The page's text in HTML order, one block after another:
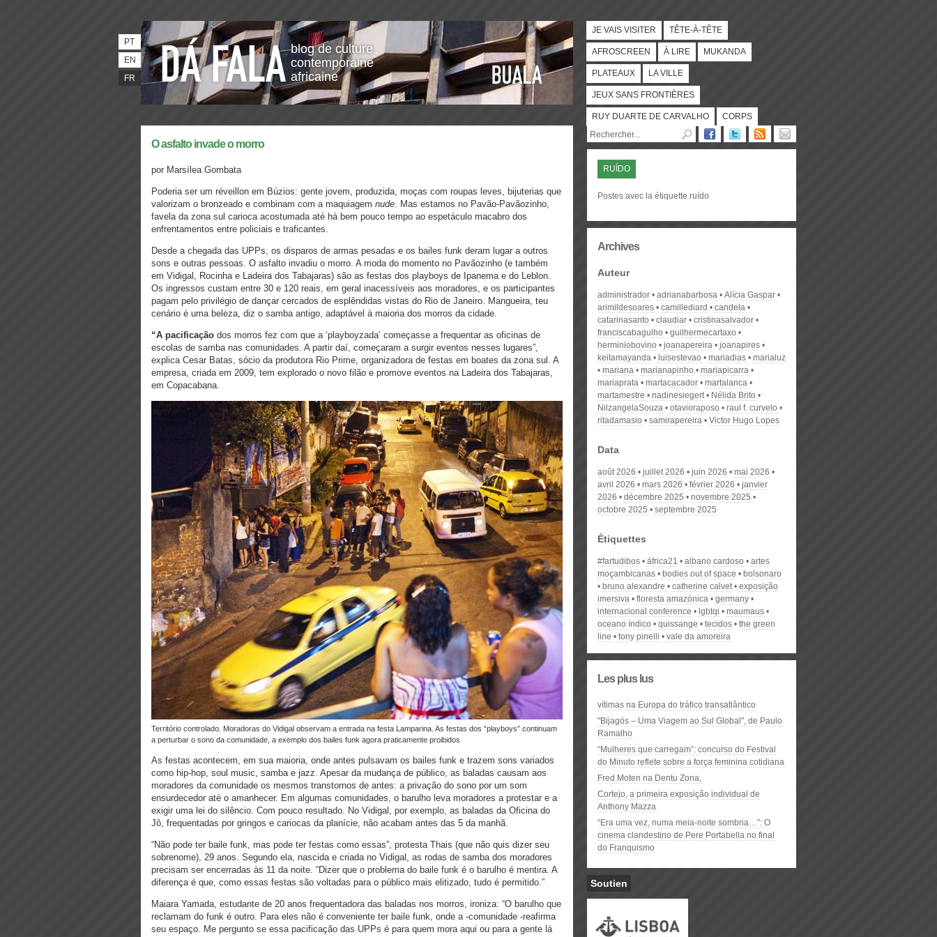
blog de culture
contemporaine
africaine
PT
EN
FR
JE VAIS VISITER TÊTE-À-TÊTE
AFROSCREEN À LIRE MUKANDA
PLATEAUX LA VILLE
JEUX SANS FRONTIÈRES
RUY DUARTE DE CARVALHO CORPS
O asfalto invade o morro
por Marsílea Gombata
Poderia ser um réveillon em Búzios: gente jovem, produzida, moças com roupas leves, bijuterias que
valorizam o bronzeado e combinam com a maquiagem nude. Mas estamos no Pavão-Pavãozinho,
favela da zona sul carioca acostumada até há bem pouco tempo ao espetáculo macabro dos
enfrentamentos entre policiais e traficantes.
Desde a chegada das UPPs, os disparos de armas pesadas e os bailes funk deram lugar a outros
sons e outras pessoas. O asfalto invadiu o morro. A moda do momento no Pavãozinho (e também
em Vidigal, Rocinha e Ladeira dos Tabajaras) são as festas dos playboys de Ipanema e do Leblon.
Os ingressos custam entre 30 e 120 reais, em geral inacessíveis aos moradores, e os participantes
pagam pelo privilégio de dançar cercados de esplêndidas vistas do Rio de Janeiro. Mangueira, teu
cenário é uma beleza, diz o samba antigo, adaptável à maioria dos morros da cidade.
“A pacificação dos morros fez com que a ‘playboyzada’ começasse a frequentar as oficinas de
escolas de samba nas comunidades. A partir daí, começaram a surgir eventos nesses lugares”,
explica Cesar Batas, sócio da produtora Rio Prime, organizadora de festas em boates da zona sul. A
empresa, criada em 2009, tem explorado o novo filão e promove eventos na Ladeira dos Tabajaras,
em Copacabana.
Território controlado. Moradoras do Vidigal observam a entrada na festa Lamparina. As festas dos “playboys” continuam
a perturbar o sono da comunidade, a exemplo dos bailes funk agora praticamente proibidos
As festas acontecem, em sua maioria, onde antes pulsavam os bailes funk e trazem sons variados
como hip-hop, soul music, samba e jazz. Apesar da mudança de público, as baladas causam aos
moradores da comunidade os mesmos transtornos de antes: a privação do sono por um som
ensurdecedor até o amanhecer. Em algumas comunidades, o barulho leva moradores a protestar e a
exigir uma lei do silêncio. Com pouco resultado. No Vidigal, por exemplo, as baladas da Oficina do
Jô, frequentadas por gringos e cariocas da planície, não acabam antes das 5 da manhã.
“Não pode ter baile funk, mas pode ter festas como essas”, protesta Thais (que não quis dizer seu
sobrenome), 29 anos. Segundo ela, nascida e criada no Vidigal, as rodas de samba dos moradores
precisam ser encerradas às 11 da noite. “Dizer que o problema do baile funk é o barulho é mentira. A
diferença é que, como essas festas são voltadas para o público mais elitizado, tudo é permitido.”
Maiara Yamada, estudante de 20 anos frequentadora das baladas nos morros, ironiza: “O barulho que
reclamam do funk é outro. Para eles não é conveniente ter baile funk, onde a -comunidade -reafirma
seu espaço. Me pergunto se essa pacificação das UPPs é para quem mora aqui ou para a gente lá
RUÍDO
Postes avec la étiquette ruído
Archives
Auteur
administrador adrianabarbosa
Alícia Gaspar
arimildesoares
camillediard
candela
catarinasanto
claudiar
cristinasalvador
franciscabagulho
guilhermecartaxo
herminiobovino
joanapereira
joanapires
keitamayanda
luisestevao mariadias
marialuz
mariana
marianapinho
mariapicarra
mariaprata
martacacador
martalanca
martamestre
nadinesiegert
Nélida Brito
NilzangelaSouza
otavioraposo
raul f. curvelo
ritadamasio
samirapereira Victor Hugo Lopes
Data
août 2026 juillet 2026 juin 2026
mai 2026
avril 2026
mars 2026 février 2026
janvier
2026
décembre 2025
novembre 2025
octobre 2025
septembre 2025
Étiquettes
#fartudibos áfrica21 albano cardoso
artes
moçambicanas
bodies out of space
bolsonaro
bruno alexandre
catherine calvet
exposição
imersiva
floresta amazónica
germany
internacional conference
lgbtqi
maumaus
oceano índico
quissange tecidos
the green
line
tony pinelli vale da amoreira
Les plus lus
vítimas na Europa do tráfico transatlântico
"Bijagós – Uma Viagem ao Sul Global", de Paulo
Ramalho
“Mulheres que carregam”: concurso do Festival
do Minuto reflete sobre a força feminina cotidiana
Fred Moten na Dentu Zona,
Cortejo, a primeira exposição individual de
Anthony Mazza
“Era uma vez, numa meia-noite sombria…”: O
cinema clandestino de Pere Portabella no final
do Franquismo
Soutien